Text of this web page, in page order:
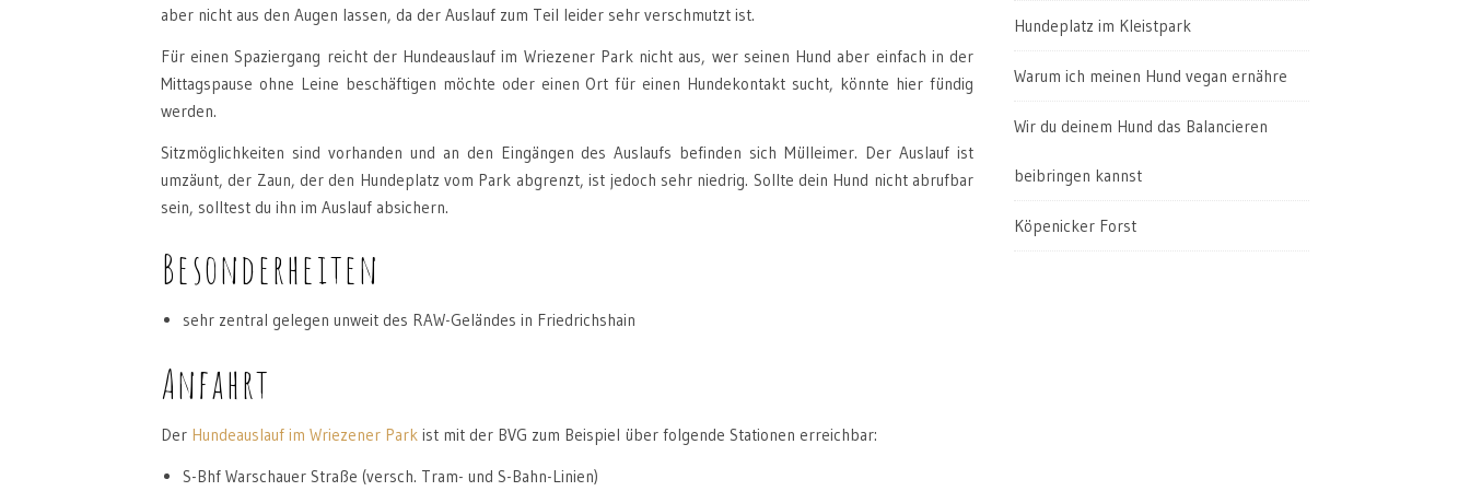
aber nicht aus den Augen lassen, da der Auslauf zum Teil leider sehr verschmutzt ist.
Für einen Spaziergang reicht der Hundeauslauf im Wriezener Park nicht aus, wer seinen Hund aber einfach in der
Mittagspause ohne Leine beschäftigen möchte oder einen Ort für einen Hundekontakt sucht, könnte hier fündig
werden.
Sitzmöglichkeiten sind vorhanden und an den Eingängen des Auslaufs befinden sich Mülleimer. Der Auslauf ist
umzäunt, der Zaun, der den Hundeplatz vom Park abgrenzt, ist jedoch sehr niedrig. Sollte dein Hund nicht abrufbar
sein, solltest du ihn im Auslauf absichern.
Besonderheiten
sehr zentral gelegen unweit des RAW-Geländes in Friedrichshain
Anfahrt
Der Hundeauslauf im Wriezener Park ist mit der BVG zum Beispiel über folgende Stationen erreichbar:
S-Bhf Warschauer Straße (versch. Tram- und S-Bahn-Linien)
Hundeplatz im Kleistpark
Warum ich meinen Hund vegan ernähre
Wir du deinem Hund das Balancieren
beibringen kannst
Köpenicker Forst